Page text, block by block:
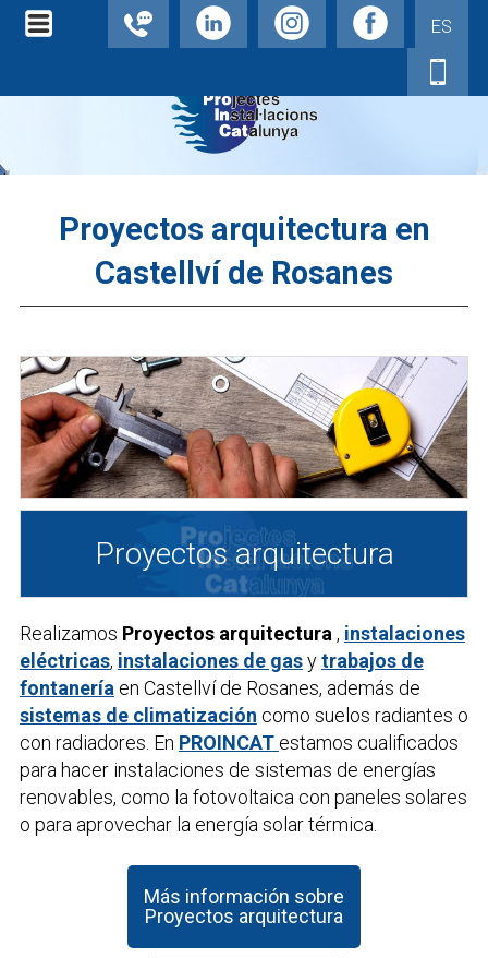
ES
Proyectos arquitectura en
Castellví de Rosanes
Proyectos arquitectura
Realizamos Proyectos arquitectura , instalaciones
eléctricas, instalaciones de gasytrabajos de
fontanería en Castellví de Rosanes, además de
sistemas de climatización como suelos radiantes o
con radiadores. En PROINCAT estamos cualificados
para hacer instalaciones de sistemas de energías
renovables, como la fotovoltaica con paneles solares
o para aprovechar la energía solar térmica.
Más información sobre
Proyectos arquitectura